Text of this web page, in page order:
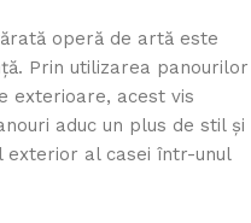
operă de artă este
Prin utilizarea panourilor
exterioare, acest vis
aduc un plus de stil și
al casei într-unul